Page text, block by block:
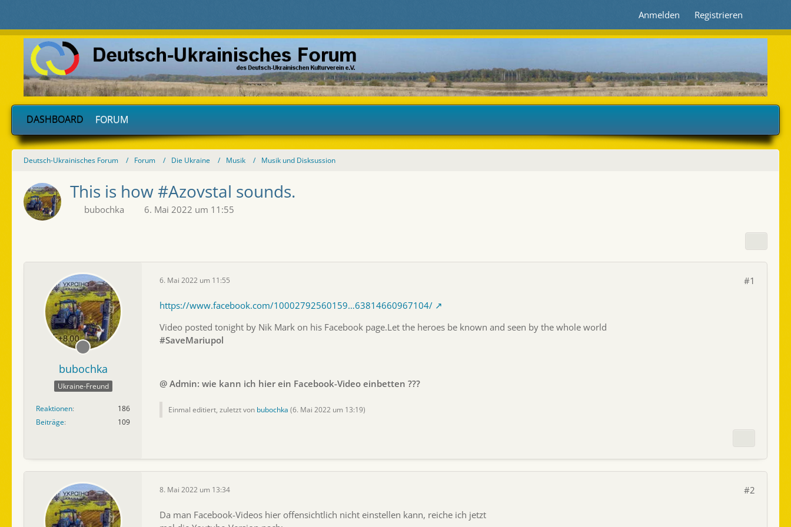
Anmelden Registrieren
DASHBOARD FORUM
Deutsch-Ukrainisches Forum Forum Die Ukraine Musik Musik und Disksussion
This is how #Azovstal sounds.​​​
bubochka 6. Mai 2022 um 11:55
bubochka
Ukraine-Freund
Reaktionen
186
Beiträge
109
6. Mai 2022 um 11:55 #1
https://www.facebook.com/10002792560159…63814660967104/
Video posted tonight by Nik Mark on his Facebook page.Let the heroes be known and seen by the whole world
#SaveMariupol
@ Admin: wie kann ich hier ein Facebook-Video einbetten ???
Einmal editiert, zuletzt von bubochka (6. Mai 2022 um 13:19)
8. Mai 2022 um 13:34 #2
Da man Facebook-Videos hier offensichtlich nicht einstellen kann, reiche ich jetzt